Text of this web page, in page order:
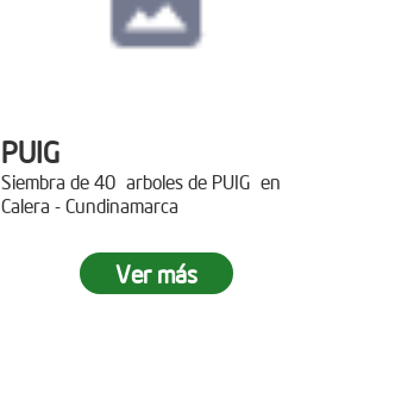
PUIG
Siembra de 40 arboles de PUIG en
Calera - Cundinamarca
Ver más